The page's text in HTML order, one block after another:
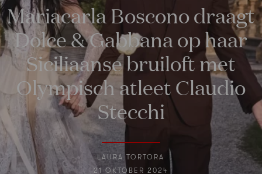
Mariacarla Boscono draagt
Dolce & Gabbana op haar
Siciliaanse bruiloft met
Olympisch atleet Claudio
Stecchi
LAURA TORTORA
21 OKTOBER 2024